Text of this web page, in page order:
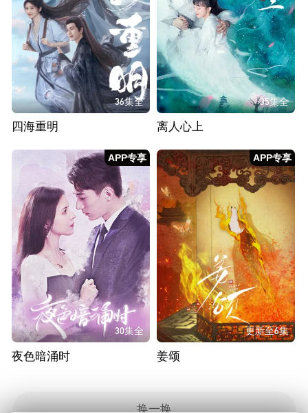
36集全
四海重明
35集全
离人心上
APP专享
30集全
夜色暗涌时
APP专享
更新至6集
姜颂
换一换